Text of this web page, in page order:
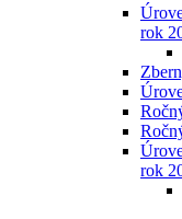
rok
rok